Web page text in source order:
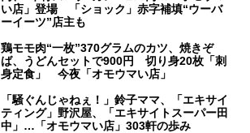
い店」登場 「ショック」赤字補填“ウーバ
ーイーツ”店主も
鶏モモ肉“一枚”370グラムのカツ、焼きぞ
ば、うどんセットで900円 切り身20枚「刺
身定食」 今夜「オモウマい店」
「騒ぐんじゃねぇ！」鈴子ママ、「エキサイ
ティング」野沢屋、「エキサイトスーパー田
中」…「オモウマい店」303軒の歩み